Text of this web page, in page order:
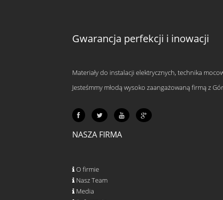
Gwarancja perfekcji i inowacji
Materiały do instalacji elektrycznych, technika
Jesteśmmy młodą wysoko zaangażowaną firmą z
NASZA FIRMA
O firmie
Nasz Team
Media